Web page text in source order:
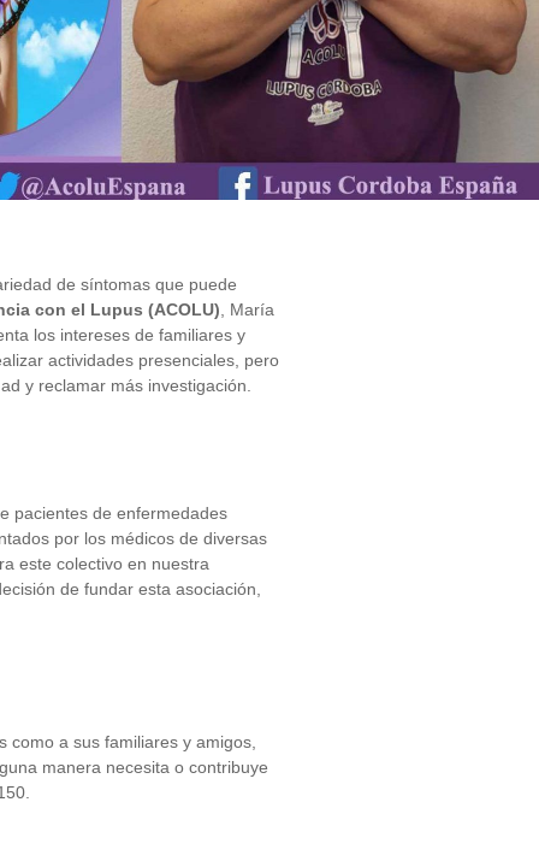
de síntomas que puede
con el Lupus (ACOLU) , María
los intereses de familiares y
actividades presenciales, pero
y reclamar más investigación.
pacientes de enfermedades
por los médicos de diversas
este colectivo en nuestra
de fundar esta asociación,
como a sus familiares y amigos,
manera necesita o contribuye